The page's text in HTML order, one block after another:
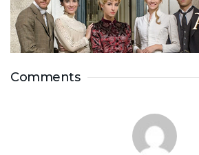
Comments